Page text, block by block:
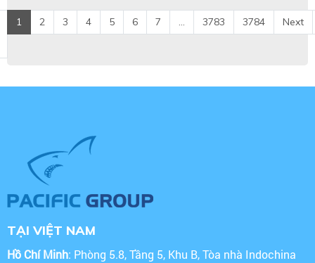
1 2 3 4 5 6 7 ... 3783 3784 Next
TẠI VIỆT NAM
Hồ Chí Minh: Phòng 5.8, Tầng 5, Khu B, Tòa nhà Indochina